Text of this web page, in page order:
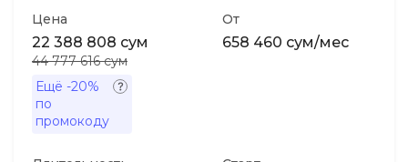
Цена
22 388 808 сум
44 777 616 сум
Ещё -20%
по
промокоду
От
658 460 сум/мес